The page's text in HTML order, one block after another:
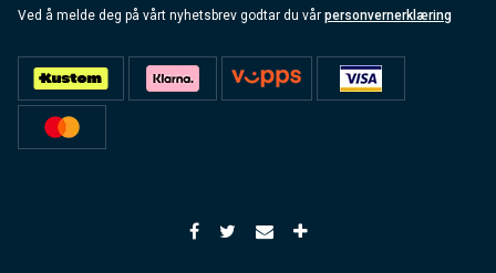
Ved å melde deg på vårt nyhetsbrev godtar du vår personvernerklæring